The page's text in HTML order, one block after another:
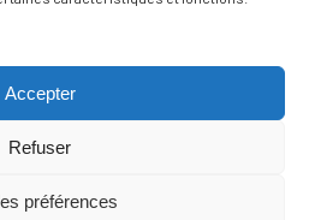
Accepter
Refuser
préférences
et lapolitique de vie privée
s'appliquent.